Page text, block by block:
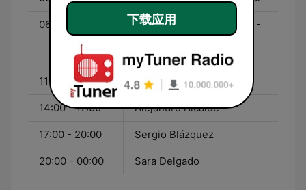
06:00 - 11:00
¡Buenos días, Javi y Mar! -
Con Javi Nieves y Mar
Amate
11:00 - 14:00 Almudena Navarro
14:00 - 17:00 Alejandro Alcalde
17:00 - 20:00 Sergio Blázquez
20:00 - 00:00 Sara Delgado
下载应用